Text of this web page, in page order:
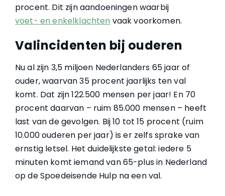
procent. Dit zijn aandoeningen waarbij
voet- en enkelklachten vaak voorkomen.
Valincidenten bij ouderen
Nu al zijn 3,5 miljoen Nederlanders 65 jaar of
ouder, waarvan 35 procent jaarlijks ten val
komt. Dat zijn 122.500 mensen per jaar! En 70
procent daarvan – ruim 85.000 mensen – heeft
last van de gevolgen. Bij 10 tot 15 procent (ruim
10.000 ouderen per jaar) is er zelfs sprake van
ernstig letsel. Het duidelijkste getal: iedere 5
minuten komt iemand van 65-plus in Nederland
op de Spoedeisende Hulp na een val.